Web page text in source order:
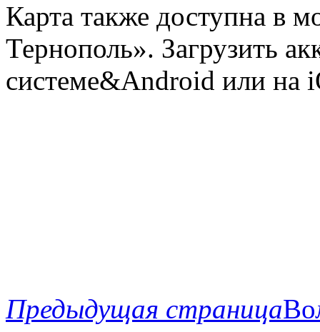
Карта также доступна в
Тернополь». Загрузить
сиcтеме&Android или нa
Предыдущая страница